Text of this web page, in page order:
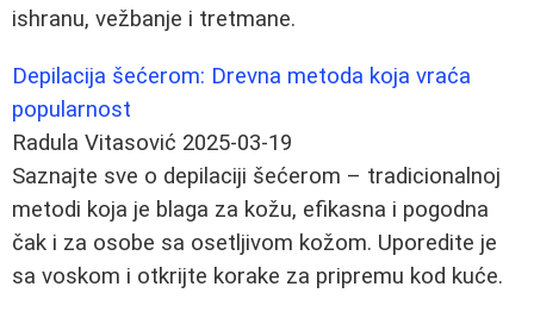
ishranu, vežbanje i tretmane.
Depilacija šećerom: Drevna metoda koja vraća
popularnost
Radula Vitasović 2025-03-19
Saznajte sve o depilaciji šećerom – tradicionalnoj
metodi koja je blaga za kožu, efikasna i pogodna
čak i za osobe sa osetljivom kožom. Uporedite je
sa voskom i otkrijte korake za pripremu kod kuće.